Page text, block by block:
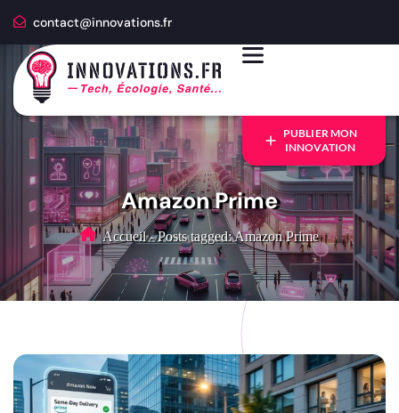
contact@innovations.fr
PUBLIER MON
INNOVATION
Amazon Prime
Accueil - Posts tagged: Amazon Prime